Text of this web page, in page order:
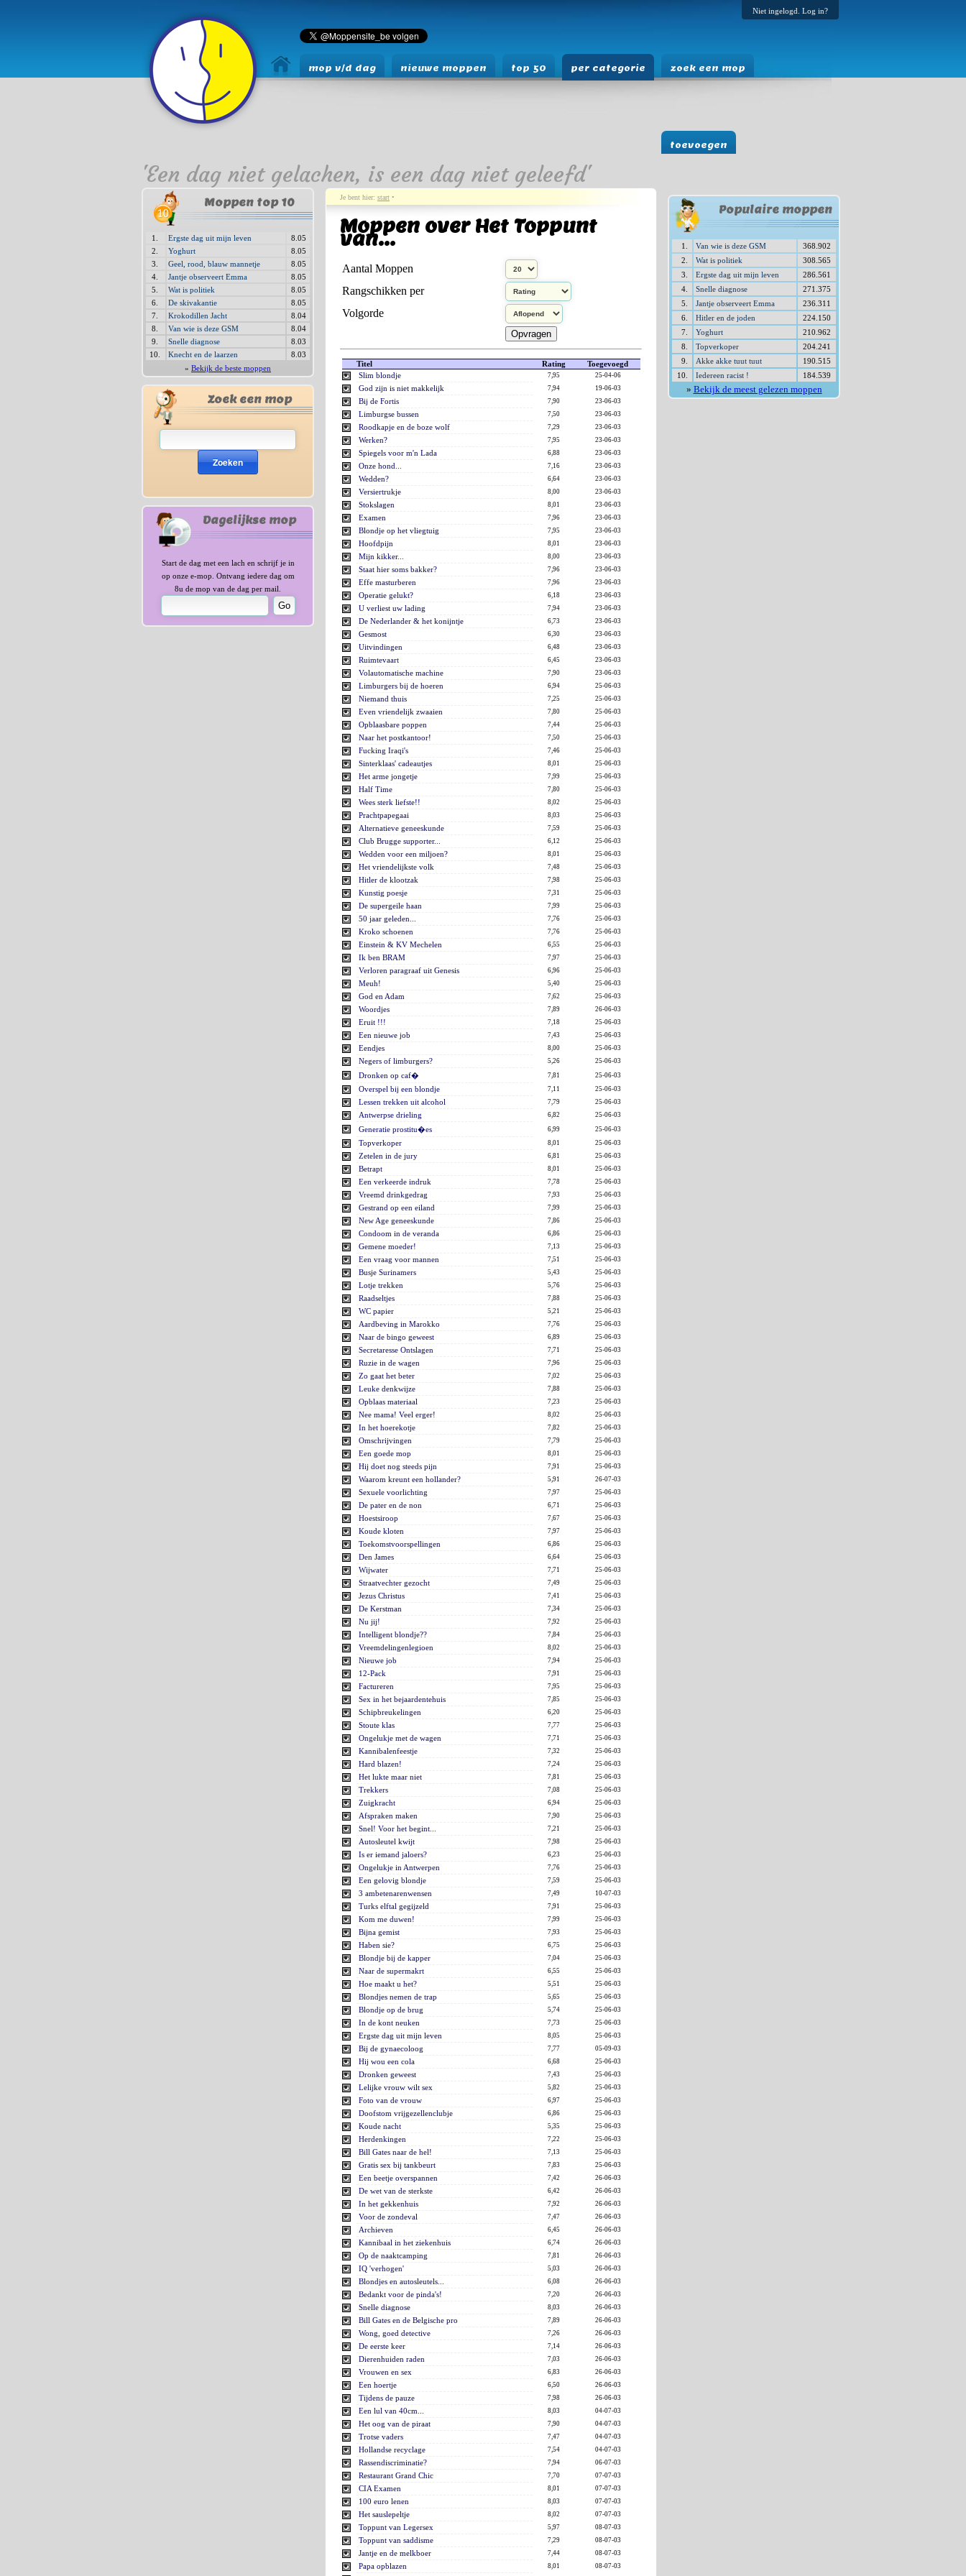
Niet ingelogd. Log in?
mop v/d dag nieuwe moppen top 50 per categorie zoek een mop
toevoegen
'Een dag niet gelachen, is een dag niet geleefd'
Moppen top 10
1. Ergste dag uit mijn leven
8.05
2.
Yoghurt
8.05
3.
Geel, rood, blauw mannetje
8.05
4.
Jantje observeert Emma
8.05
5.
Wat is politiek
8.05
6.
De skivakantie
8.05
7.
Krokodillen Jacht
8.04
8.
Van wie is deze GSM
8.04
9.
Snelle diagnose
8.03
10.
Knecht en de laarzen
8.03
» Bekijk de beste moppen
Zoek een mop
Zoeken
Dagelijkse mop
Start de dag met een lach en schrijf je in
op onze e-mop. Ontvang iedere dag om
8u de mop van de dag per mail.
Je bent hier: start •
Moppen over Het Toppunt
van...
Aantal Moppen
Rangschikken per
Volgorde
Opvragen
Titel Rating
Toegevoegd
Slim blondje
7,95 25-04-06
God zijn is niet makkelijk 7,94 19-06-03
Bij de Fortis 7,90 23-06-03
Limburgse bussen 7,50 23-06-03
Roodkapje en de boze wolf 7,29 23-06-03
Werken? 7,95 23-06-03
Spiegels voor m'n Lada 6,88 23-06-03
Onze hond... 7,16 23-06-03
Wedden? 6,64 23-06-03
Versiertrukje 8,00 23-06-03
Stokslagen 8,01 23-06-03
Examen 7,96 23-06-03
Blondje op het vliegtuig 7,95 23-06-03
Hoofdpijn 8,01 23-06-03
Mijn kikker... 8,00 23-06-03
Staat hier soms bakker? 7,96 23-06-03
Effe masturberen 7,96 23-06-03
Operatie gelukt? 6,18 23-06-03
U verliest uw lading 7,94 23-06-03
De Nederlander & het konijntje 6,73 23-06-03
Gesmost 6,30 23-06-03
Uitvindingen 6,48 23-06-03
Ruimtevaart 6,45 23-06-03
Volautomatische machine 7,90 23-06-03
Limburgers bij de hoeren 6,94 25-06-03
Niemand thuis 7,25 25-06-03
Even vriendelijk zwaaien 7,80 25-06-03
Opblaasbare poppen 7,44 25-06-03
Naar het postkantoor! 7,50 25-06-03
Fucking Iraqi's 7,46 25-06-03
Sinterklaas' cadeautjes 8,01 25-06-03
Het arme jongetje 7,99 25-06-03
Half Time 7,80 25-06-03
Wees sterk liefste!! 8,02 25-06-03
Prachtpapegaai 8,03 25-06-03
Alternatieve geneeskunde 7,59 25-06-03
Club Brugge supporter... 6,12 25-06-03
Wedden voor een miljoen? 8,01 25-06-03
Het vriendelijkste volk 7,48 25-06-03
Hitler de klootzak 7,98 25-06-03
Kunstig poesje 7,31 25-06-03
De supergeile haan 7,99 25-06-03
50 jaar geleden... 7,76 25-06-03
Kroko schoenen 7,76 25-06-03
Einstein & KV Mechelen 6,55 25-06-03
Ik ben BRAM 7,97 25-06-03
Verloren paragraaf uit Genesis 6,96 25-06-03
Meuh! 5,40 25-06-03
God en Adam 7,62 25-06-03
Woordjes 7,89 26-06-03
Eruit !!! 7,18 25-06-03
Een nieuwe job 7,43 25-06-03
Eendjes 8,00 25-06-03
Negers of limburgers? 5,26 25-06-03
Dronken op caf� 7,81 25-06-03
Overspel bij een blondje 7,11 25-06-03
Lessen trekken uit alcohol 7,79 25-06-03
Antwerpse drieling 6,82 25-06-03
Generatie prostitu�es 6,99 25-06-03
Topverkoper 8,01 25-06-03
Zetelen in de jury 6,81 25-06-03
Betrapt 8,01 25-06-03
Een verkeerde indruk 7,78 25-06-03
Vreemd drinkgedrag 7,93 25-06-03
Gestrand op een eiland 7,99 25-06-03
New Age geneeskunde 7,86 25-06-03
Condoom in de veranda 6,86 25-06-03
Gemene moeder! 7,13 25-06-03
Een vraag voor mannen 7,51 25-06-03
Busje Surinamers 5,43 25-06-03
Lotje trekken 5,76 25-06-03
Raadseltjes 7,88 25-06-03
WC papier 5,21 25-06-03
Aardbeving in Marokko 7,76 25-06-03
Naar de bingo geweest 6,89 25-06-03
Secretaresse Ontslagen 7,71 25-06-03
Ruzie in de wagen 7,96 25-06-03
Zo gaat het beter 7,02 25-06-03
Leuke denkwijze 7,88 25-06-03
Opblaas materiaal 7,23 25-06-03
Nee mama! Veel erger! 8,02 25-06-03
In het hoerekotje 7,82 25-06-03
Omschrijvingen 7,79 25-06-03
Een goede mop 8,01 25-06-03
Hij doet nog steeds pijn 7,91 25-06-03
Waarom kreunt een hollander? 5,91 26-07-03
Sexuele voorlichting 7,97 25-06-03
De pater en de non 6,71 25-06-03
Hoestsiroop 7,67 25-06-03
Koude kloten 7,97 25-06-03
Toekomstvoorspellingen 6,86 25-06-03
Den James 6,64 25-06-03
Wijwater 7,71 25-06-03
Straatvechter gezocht 7,49 25-06-03
Jezus Christus 7,41 25-06-03
De Kerstman 7,34 25-06-03
Nu jij! 7,92 25-06-03
Intelligent blondje?? 7,84 25-06-03
Vreemdelingenlegioen 8,02 25-06-03
Nieuwe job 7,94 25-06-03
12-Pack 7,91 25-06-03
Factureren 7,95 25-06-03
Sex in het bejaardentehuis 7,85 25-06-03
Schipbreukelingen 6,20 25-06-03
Stoute klas 7,77 25-06-03
Ongelukje met de wagen 7,71 25-06-03
Kannibalenfeestje 7,32 25-06-03
Hard blazen! 7,24 25-06-03
Het lukte maar niet 7,81 25-06-03
Trekkers 7,08 25-06-03
Zuigkracht 6,94 25-06-03
Afspraken maken 7,90 25-06-03
Snel! Voor het begint... 7,21 25-06-03
Autosleutel kwijt 7,98 25-06-03
Is er iemand jaloers? 6,23 25-06-03
Ongelukje in Antwerpen 7,76 25-06-03
Een gelovig blondje 7,59 25-06-03
3 ambetenarenwensen 7,49 10-07-03
Turks elftal gegijzeld 7,91 25-06-03
Kom me duwen! 7,99 25-06-03
Bijna gemist 7,93 25-06-03
Haben sie? 6,75 25-06-03
Blondje bij de kapper 7,04 25-06-03
Naar de supermakrt 6,55 25-06-03
Hoe maakt u het? 5,51 25-06-03
Blondjes nemen de trap 5,65 25-06-03
Blondje op de brug 5,74 25-06-03
In de kont neuken 7,73 25-06-03
Ergste dag uit mijn leven 8,05 25-06-03
Bij de gynaecoloog 7,77 05-09-03
Hij wou een cola 6,68 25-06-03
Dronken geweest 7,43 25-06-03
Lelijke vrouw wilt sex 5,82 25-06-03
Foto van de vrouw 6,97 25-06-03
Doofstom vrijgezellenclubje 6,86 25-06-03
Koude nacht 5,35 25-06-03
Herdenkingen 7,22 25-06-03
Bill Gates naar de hel! 7,13 25-06-03
Gratis sex bij tankbeurt 7,83 25-06-03
Een beetje overspannen 7,42 26-06-03
De wet van de sterkste 6,42 26-06-03
In het gekkenhuis 7,92 26-06-03
Voor de zondeval 7,47 26-06-03
Archieven 6,45 26-06-03
Kannibaal in het ziekenhuis 6,74 26-06-03
Op de naaktcamping 7,81 26-06-03
IQ 'verhogen' 5,03 26-06-03
Blondjes en autosleutels... 6,08 26-06-03
Bedankt voor de pinda's! 7,20 26-06-03
Snelle diagnose 8,03 26-06-03
Bill Gates en de Belgische pro 7,89 26-06-03
Wong, goed detective 7,26 26-06-03
De eerste keer 7,14 26-06-03
Dierenhuiden raden 7,03 26-06-03
Vrouwen en sex 6,83 26-06-03
Een hoertje 6,50 26-06-03
Tijdens de pauze 7,98 26-06-03
Een lul van 40cm... 8,03 04-07-03
Het oog van de piraat 7,90 04-07-03
Trotse vaders 7,47 04-07-03
Hollandse recyclage 7,54 04-07-03
Rassendiscriminatie? 7,94 06-07-03
Restaurant Grand Chic 7,70 07-07-03
CIA Examen 8,01 07-07-03
100 euro lenen 8,03 07-07-03
Het sauslepeltje 8,02 07-07-03
Toppunt van Legersex 5,97 08-07-03
Toppunt van saddisme 7,29 08-07-03
Jantje en de melkboer 7,44 08-07-03
Papa opblazen 8,01 08-07-03
Populaire moppen
1. Van wie is deze GSM
368.902
2.
Wat is politiek
308.565
3.
Ergste dag uit mijn leven
286.561
4.
Snelle diagnose
271.375
5.
Jantje observeert Emma
236.311
6.
Hitler en de joden
224.150
7.
Yoghurt
210.962
8.
Topverkoper
204.241
9.
Akke akke tuut tuut
190.515
10.
Iedereen racist ! 184.539
» Bekijk de meest gelezen moppen